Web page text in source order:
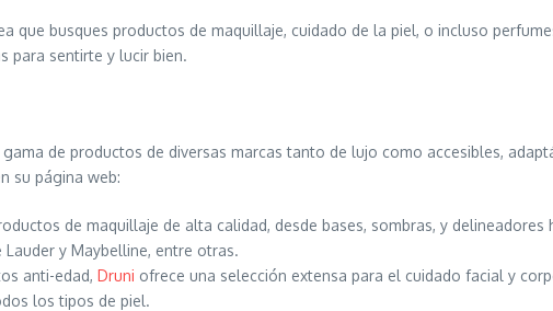
que busques productos de maquillaje, cuidado de la piel, o incluso
para sentirte y lucir bien.
de productos de diversas marcas tanto de lujo como accesibles,
su página web:
de maquillaje de alta calidad, desde bases, sombras, y
Lauder y Maybelline, entre otras.
anti-edad, Druni ofrece una selección extensa para el cuidado facial y
los tipos de piel.